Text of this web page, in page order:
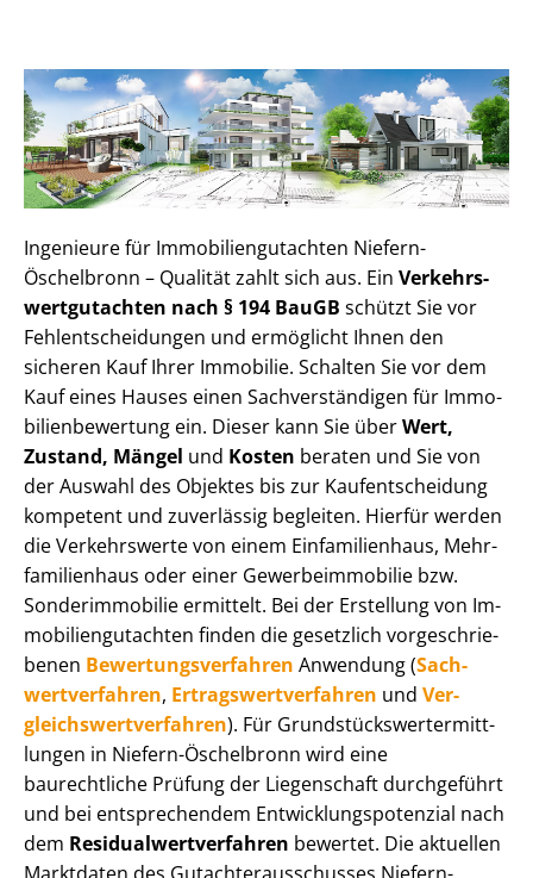
Ingenieure für Im­mo­bi­li­en­gut­ach­ten Niefern-
Öschelbronn – Qualität zahlt sich aus. Ein Ver­kehrs­
wert­gut­ach­ten nach § 194 BauGB schützt Sie vor
Fehl­ent­schei­dun­gen und ermöglicht Ihnen den
sicheren Kauf Ihrer Immobilie. Schalten Sie vor dem
Kauf eines Hauses einen Sach­ver­stän­di­gen für Im­mo­
bi­li­en­be­wer­tung ein. Dieser kann Sie überWert,
Zustand, Mängel und Kosten beraten und Sie von
der Auswahl des Objektes bis zur Kauf­ent­schei­dung
kompetent und zuverlässig begleiten. Hierfür werden
die Verkehrswerte von einem Einfamilienhaus, Mehr­
fa­mi­li­en­haus oder einer Ge­wer­be­im­mo­bi­lie bzw.
Sonderimmobilie ermittelt. Bei der Erstellung von Im­
mo­bi­li­en­gut­ach­ten finden die gesetzlich vor­ge­schrie­
be­nen Be­wer­tungs­ver­fah­ren Anwendung (Sach­
wert­ver­fah­ren, Er­trags­wert­ver­fah­ren und Ver­
gleichs­wert­ver­fah­ren). Für Grund­stücks­wert­ermitt­
lun­gen in Niefern-Öschelbronn wird eine
baurechtliche Prüfung der Liegenschaft durchgeführt
und bei entsprechendem Ent­wick­lungs­po­ten­zi­al nach
dem Re­si­du­al­wert­ver­fah­ren bewertet. Die aktuellen